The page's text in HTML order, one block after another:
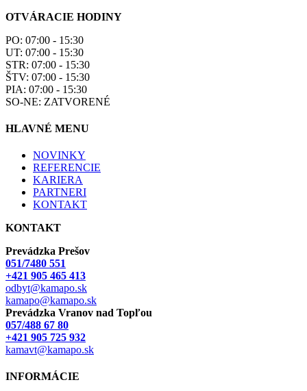
OTVÁRACIE HODINY
PO: 07:00 - 15:30
UT: 07:00 - 15:30
STR: 07:00 - 15:30
ŠTV: 07:00 - 15:30
PIA: 07:00 - 15:30
SO-NE: ZATVORENÉ
HLAVNÉ MENU
NOVINKY
REFERENCIE
KARIERA
PARTNERI
KONTAKT
KONTAKT
Prevádzka Prešov
051/7480 551
+421 905 465 413
odbyt@kamapo.sk
kamapo@kamapo.sk
Prevádzka Vranov nad Topľou
057/488 67 80
+421 905 725 932
kamavt@kamapo.sk
INFORMÁCIE